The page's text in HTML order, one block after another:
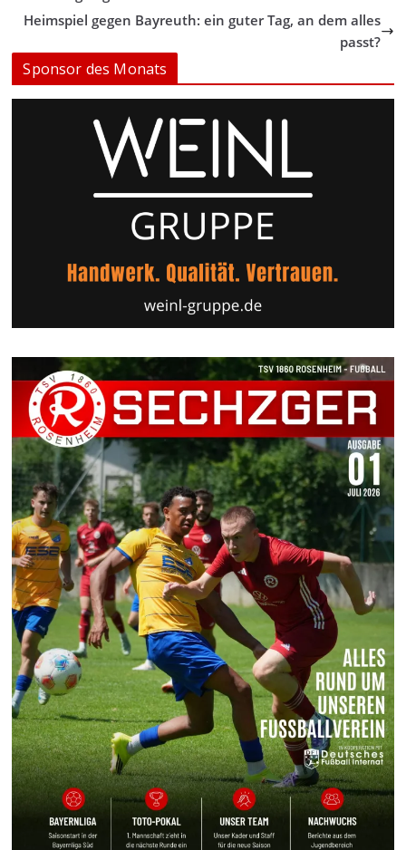
Heimspiel gegen Bayreuth: ein guter Tag, an dem alles
passt?
Sponsor des Monats